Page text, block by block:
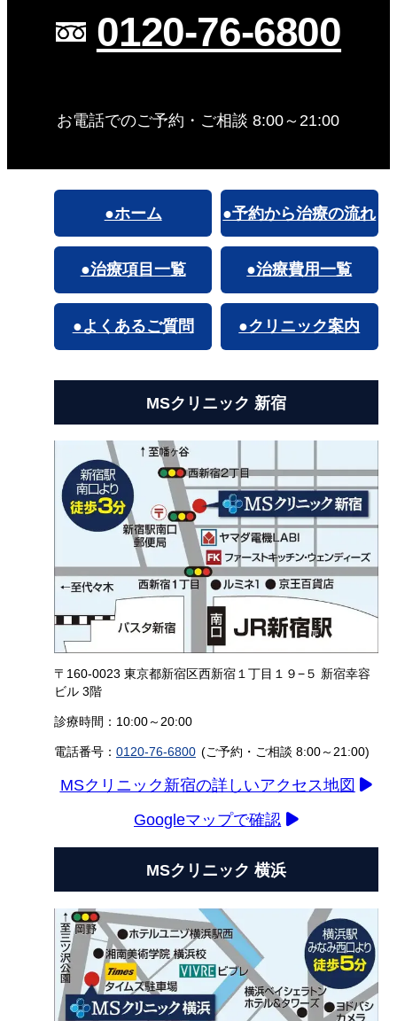
0120-76-6800
お電話でのご予約・ご相談 8:00～21:00
●ホーム ●予約から治療の流れ
●治療項目一覧 ●治療費用一覧
●よくあるご質問 ●クリニック案内
MSクリニック 新宿
〒160-0023 東京都新宿区西新宿１丁目１９−５ 新宿幸容
ビル 3階
診療時間：10:00～20:00
電話番号： 0120-76-6800 (ご予約・ご相談 8:00～21:00)
MSクリニック新宿の詳しいアクセス地図
Googleマップで確認
MSクリニック 横浜